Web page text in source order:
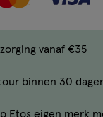
vanaf €35
binnen 30
Etos eigen merk